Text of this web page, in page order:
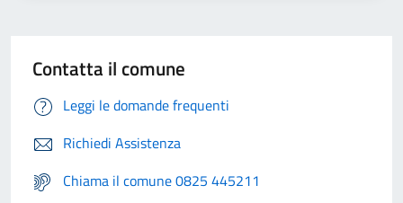
Contatta il comune
Leggi le domande frequenti
Richiedi Assistenza
Chiama il comune 0825 445211